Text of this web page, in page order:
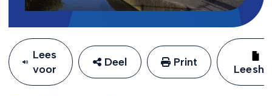
Lees
voor
Deel Print